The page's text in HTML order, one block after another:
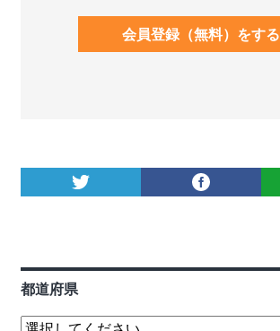
会員登録（無料）をする
都道府県